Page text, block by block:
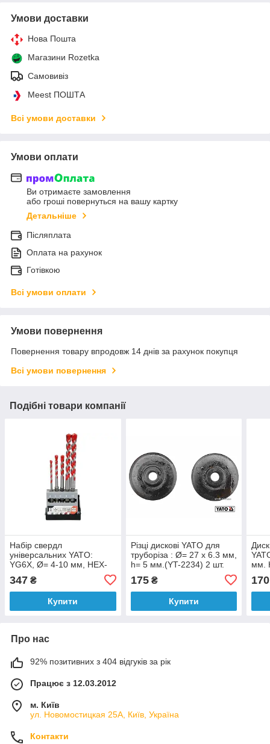
Умови доставки
Нова Пошта
Магазини Rozetka
Самовивіз
Meest ПОШТА
Всі умови доставки
Умови оплати
Ви отримаєте замовлення
або гроші повернуться на вашу картку
Детальніше
Післяплата
Оплата на рахунок
Готівкою
Всі умови оплати
Умови повернення
Повернення товару впродовж 14 днів за рахунок покупця
Всі умови повернення
Подібні товари компанії
Набір свердл
універсальних YATO:
YG6X, Ø= 4-10 мм, HEX-
347 ₴
Купити
Різці дискові YATO для
труборіза : Ø= 27 х 6.3 мм,
h= 5 мм.(YT-2234) 2 шт.
175₴
Купити
мм.
170
Про нас
92% позитивних з 404 відгуків за рік
Працює з 12.03.2012
м. Київ
ул. Новомостицкая 25А, Київ, Україна
Контакти